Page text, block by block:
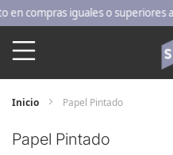
iguales o superiores a 100€
Inicio Papel Pintado
Papel Pintado